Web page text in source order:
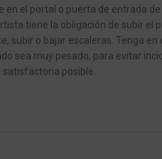
en el portal o puerta de entrada
tiene la obligación de subir el
subir o bajar escaleras. Tenga en
sea muy pesado, para evitar
posible.